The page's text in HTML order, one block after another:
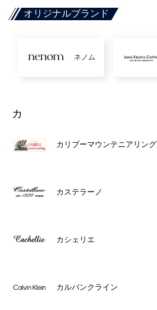
オリジナルブランド
ネノム
カ
カリブーマウンテニアリング
カステラーノ
カシェリエ
カルバンクライン